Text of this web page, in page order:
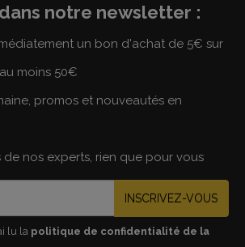
notre newsletter :
un bon d'achat de 5€ sur
moins 50€
promos et nouveautés en
de nos experts, rien que pour vous
INSCRIVEZ-VOUS
lu la politique de confidentialité de la